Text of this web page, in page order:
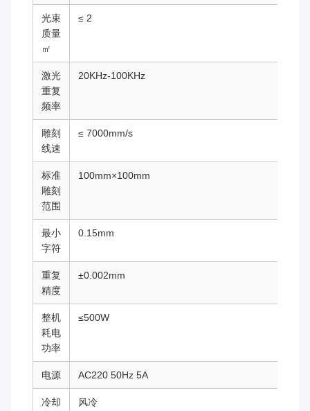
光束
质量
㎡
≤ 2
激光
重复
频率
20KHz-100KHz
雕刻
线速
≤ 7000mm/s
标准
雕刻
范围
100mm×100mm
最小
字符
0.15mm
重复
精度
±0.002mm
整机
耗电
功率
≤500W
电源 AC220 50Hz 5A
冷却
风冷